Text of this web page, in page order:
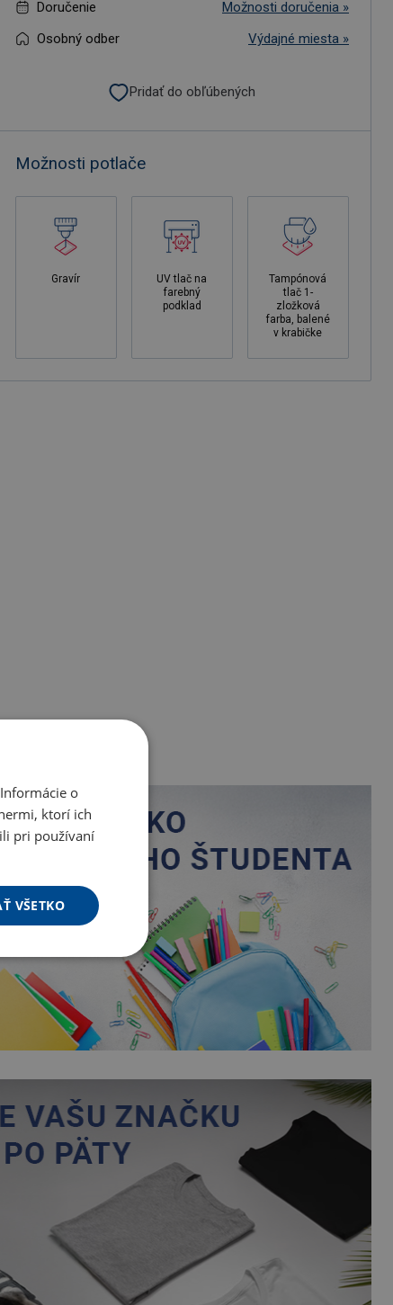
Doručenie
Možnosti doručenia »
Osobný odber
Výdajné miesta »
Pridať do obľúbených
Možnosti potlače
Gravír
UV tlač na
farebný
podklad
Tampónová
tlač 1-
zložková
farba, balené
v krabičke
o
ktorí ich
pri používaní
VŠETKO